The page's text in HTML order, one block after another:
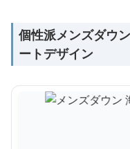
個性派メンズダウ
ートデザイン